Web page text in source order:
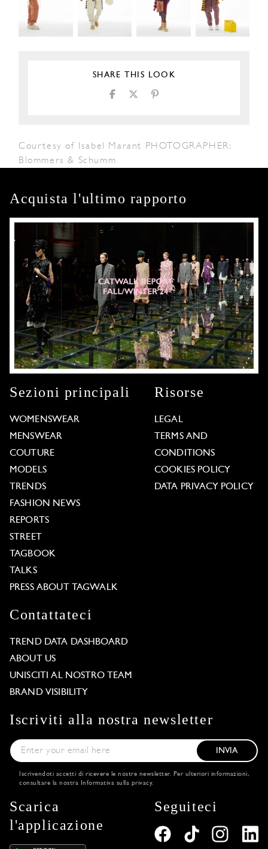
SHARE THIS LOOK
Courtesy of Isabel Marant PHOTOGRAPHER:
Blommers & Schumm
Acquista l'ultimo rapporto
Sezioni principali
WOMENSWEAR
MENSWEAR
COUTURE
MODELS
TRENDS
FASHION NEWS
REPORTS
STREET
TAGBOOK
TALKS
PRESS ABOUT TAGWALK
Risorse
LEGAL
TERMS AND
CONDITIONS
COOKIES POLICY
DATA PRIVACY POLICY
Contattateci
TREND DATA DASHBOARD
ABOUT US
UNISCITI AL NOSTRO TEAM
BRAND VISIBILITY
Iscriviti alla nostra newsletter
INVIA
Iscrivendoti accetti di ricevere le nostre newsletter. Per ulteriori informazioni,
consultare la nostra
Informativa sulla privacy.
Scarica
l'applicazione
Seguiteci